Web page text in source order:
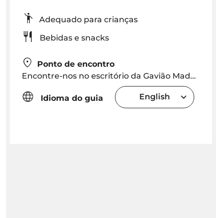
Adequado para crianças
Bebidas e snacks
Ponto de encontro
Encontre-nos no escritório da Gavião Madeira na Marina do Funchal, ou no cais junto ao nosso veleiro.
Idioma do guia English